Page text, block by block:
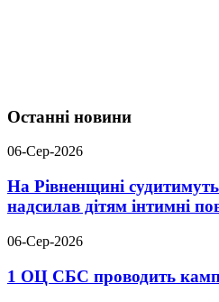
Останні новини
06-Сер-2026
На Рівненщині
надсилав дітям інтимні
06-Сер-2026
1 ОЦ СБС проводить